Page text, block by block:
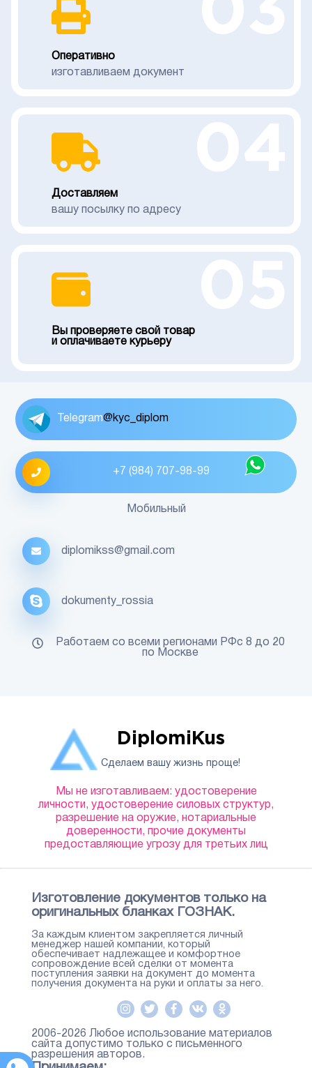
Оперативно
изготавливаем документ
Доставляем
вашу посылку по адресу
Вы проверяете свой товар
и оплачиваете курьеру
DiplomiKus
Сделаем вашу жизнь проще!
Мы не изготавливаем: удостоверение
личности, удостоверение силовых структур,
разрешение на оружие, нотариальные
доверенности, прочие документы
предоставляющие угрозу для третьих лиц
Изготовление документов только на
оригинальных бланках ГОЗНАК.
За каждым клиентом закрепляется личный
менеджер нашей компании, который
обеспечивает надлежащее и комфортное
сопровождение всей сделки от момента
поступления заявки на документ до момента
получения документа на руки и оплаты за него.
2006-2026 Любое использование материалов
сайта допустимо только с письменного
разрешения авторов.
Telegram@kyc_diplom
+7 (984) 707-98-99
Мобильный
diplomikss@gmail.com
dokumenty_rossia
Работаем со всеми регионами РФс 8 до 20
по Москве